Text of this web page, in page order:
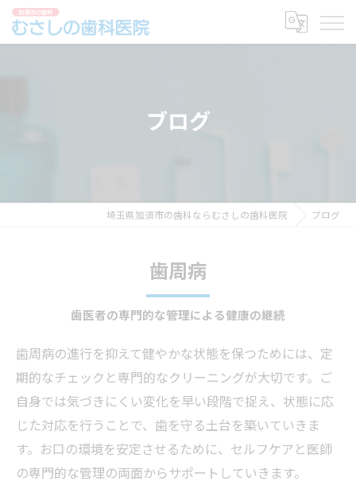
ブログ
埼玉県加須市の歯科ならむさしの歯科医院 ブログ
歯周病
歯医者の専門的な管理による健康の継続
歯周病の進行を抑えて健やかな状態を保つためには、定
期的なチェックと専門的なクリーニングが大切です。ご
自身では気づきにくい変化を早い段階で捉え、状態に応
じた対応を行うことで、歯を守る土台を築いていきま
す。お口の環境を安定させるために、セルフケアと医師
の専門的な管理の両面からサポートしていきます。